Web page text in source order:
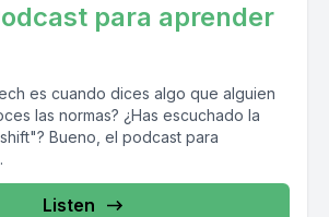
para aprender
es cuando dices algo que alguien
las normas? ¿Has escuchado la
Bueno, el podcast para
Listen